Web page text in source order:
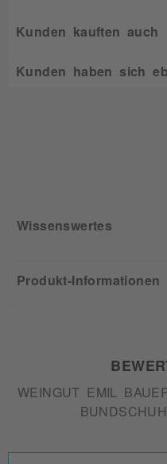
Kunden kauften auch
Kunden haben sich
Wissenswertes
Produkt-Informationen
WEINGUT EMIL